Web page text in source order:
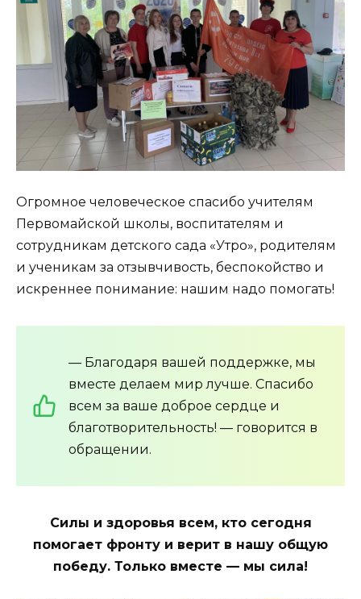
Огромное человеческое спасибо учителям
Первомайской школы, воспитателям и
сотрудникам детского сада «Утро», родителям
и ученикам за отзывчивость, беспокойство и
искреннее понимание: нашим надо помогать!
— Благодаря вашей поддержке, мы
вместе делаем мир лучше. Спасибо
всем за ваше доброе сердце и
благотворительность! — говорится в
обращении.
Силы и здоровья всем, кто сегодня
помогает фронту и верит в нашу общую
победу. Только вместе — мы сила!